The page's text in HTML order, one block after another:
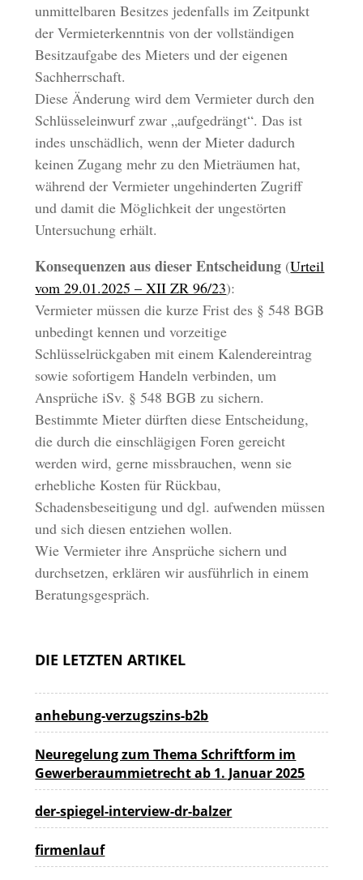
unmittelbaren Besitzes jedenfalls im Zeitpunkt
der Vermieterkenntnis von der vollständigen
Besitzaufgabe des Mieters und der eigenen
Sachherrschaft.
Diese Änderung wird dem Vermieter durch den
Schlüsseleinwurf zwar „aufgedrängt“. Das ist
indes unschädlich, wenn der Mieter dadurch
keinen Zugang mehr zu den Mieträumen hat,
während der Vermieter ungehinderten Zugriff
und damit die Möglichkeit der ungestörten
Untersuchung erhält.
Konsequenzen aus dieser Entscheidung (Urteil
vom 29.01.2025 – XII ZR 96/23):
Vermieter müssen die kurze Frist des § 548 BGB
unbedingt kennen und vorzeitige
Schlüsselrückgaben mit einem Kalendereintrag
sowie sofortigem Handeln verbinden, um
Ansprüche iSv. § 548 BGB zu sichern.
Bestimmte Mieter dürften diese Entscheidung,
die durch die einschlägigen Foren gereicht
werden wird, gerne missbrauchen, wenn sie
erhebliche Kosten für Rückbau,
Schadensbeseitigung und dgl. aufwenden müssen
und sich diesen entziehen wollen.
Wie Vermieter ihre Ansprüche sichern und
durchsetzen, erklären wir ausführlich in einem
Beratungsgespräch.
DIE LETZTEN ARTIKEL
anhebung-verzugszins-b2b
Neuregelung zum Thema Schriftform im
Gewerberaummietrecht ab 1. Januar 2025
der-spiegel-interview-dr-balzer
firmenlauf